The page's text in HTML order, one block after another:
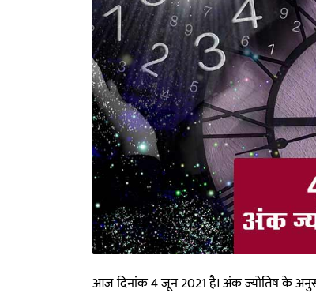
आज दिनांक 4 जून 2021 है। अंक ज्योतिष के